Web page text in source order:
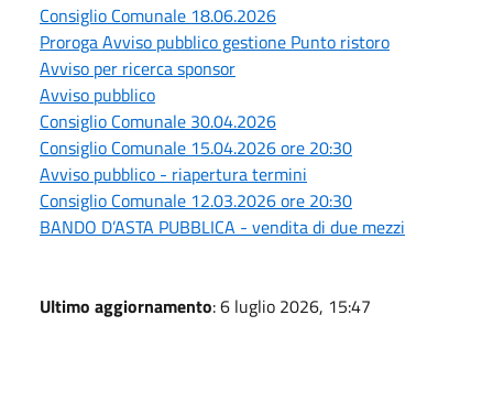
Consiglio Comunale 18.06.2026
Proroga Avviso pubblico gestione Punto ristoro
Avviso per ricerca sponsor
Avviso pubblico
Consiglio Comunale 30.04.2026
Consiglio Comunale 15.04.2026 ore 20:30
Avviso pubblico - riapertura termini
Consiglio Comunale 12.03.2026 ore 20:30
BANDO D’ASTA PUBBLICA - vendita di due mezzi
Ultimo aggiornamento: 6 luglio 2026, 15:47